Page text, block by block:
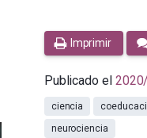
Imprimir
Publicado el
ciencia
neurociencia